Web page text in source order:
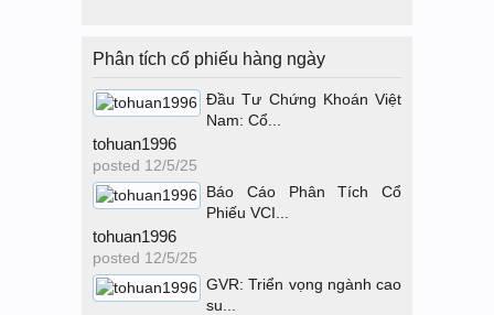
Phân tích cổ phiếu hàng ngày
Đầu Tư Chứng Khoán Việt
Nam: Cổ...
tohuan1996
posted 12/5/25
Báo Cáo Phân Tích Cổ
Phiếu VCI...
tohuan1996
posted 12/5/25
GVR: Triển vọng ngành cao
su...